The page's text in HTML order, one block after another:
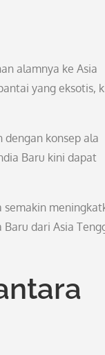
alamnya ke Asia
yang eksotis,
konsep ala
Baru kini dapat
semakin
dari Asia